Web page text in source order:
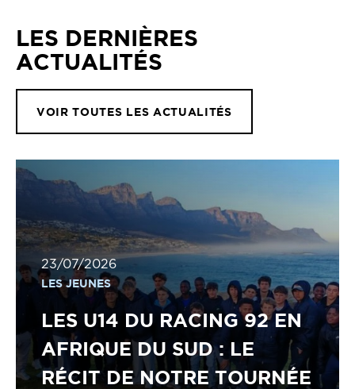
LES DERNIÈRES
ACTUALITÉS
VOIR TOUTES LES ACTUALITÉS
23/07/2026
LES JEUNES
LES U14 DU RACING 92 EN
AFRIQUE DU SUD : LE
RÉCIT DE NOTRE TOURNÉE